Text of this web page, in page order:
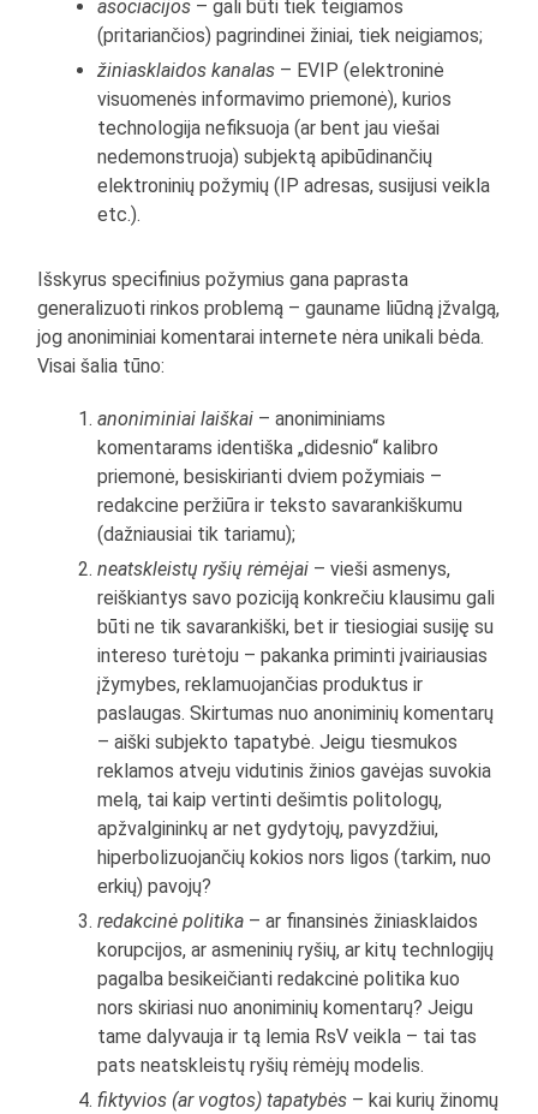
asociacijos – gali būti tiek teigiamos
(pritariančios) pagrindinei žiniai, tiek neigiamos;
žiniasklaidos kanalas – EVIP (elektroninė
visuomenės informavimo priemonė), kurios
technologija nefiksuoja (ar bent jau viešai
nedemonstruoja) subjektą apibūdinančių
elektroninių požymių (IP adresas, susijusi veikla
etc.).
Išskyrus specifinius požymius gana paprasta
generalizuoti rinkos problemą – gauname liūdną įžvalgą,
jog anoniminiai komentarai internete nėra unikali bėda.
Visai šalia tūno:
anoniminiai laiškai – anoniminiams
komentarams identiška „didesnio“ kalibro
priemonė, besiskirianti dviem požymiais –
redakcine peržiūra ir teksto savarankiškumu
(dažniausiai tik tariamu);
neatskleistų ryšių rėmėjai – vieši asmenys,
reiškiantys savo poziciją konkrečiu klausimu gali
būti ne tik savarankiški, bet ir tiesiogiai susiję su
intereso turėtoju – pakanka priminti įvairiausias
įžymybes, reklamuojančias produktus ir
paslaugas. Skirtumas nuo anoniminių komentarų
– aiški subjekto tapatybė. Jeigu tiesmukos
reklamos atveju vidutinis žinios gavėjas suvokia
melą, tai kaip vertinti dešimtis politologų,
apžvalgininkų ar net gydytojų, pavyzdžiui,
hiperbolizuojančių kokios nors ligos (tarkim, nuo
erkių) pavojų?
redakcinė politika – ar finansinės žiniasklaidos
korupcijos, ar asmeninių ryšių, ar kitų technlogijų
pagalba besikeičianti redakcinė politika kuo
nors skiriasi nuo anoniminių komentarų? Jeigu
tame dalyvauja ir tą lemia RsV veikla – tai tas
pats neatskleistų ryšių rėmėjų modelis.
fiktyvios (ar vogtos) tapatybės – kai kurių žinomų